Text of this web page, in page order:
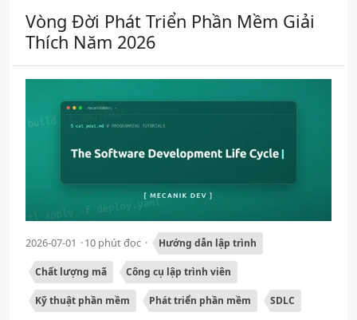
Vòng Đời Phát Triển Phần Mềm Giải
Thích Năm 2026
2026-07-01 10 phút đọc Hướng dẫn lập trình
Chất lượng mã Công cụ lập trình viên
Kỹ thuật phần mềm Phát triển phần mềm SDLC